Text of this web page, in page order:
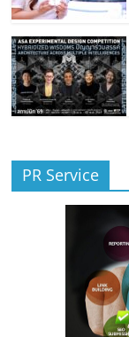
PR Service